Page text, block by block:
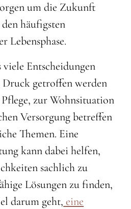
um die Zukunft
häufigsten
Lebensphase.
Entscheidungen
getroffen werden
Pflege, zur Wohnsituation
Versorgung betreffen
Themen. Eine
kann dabei helfen,
sachlich zu
Lösungen zu finden,
darum geht, eine